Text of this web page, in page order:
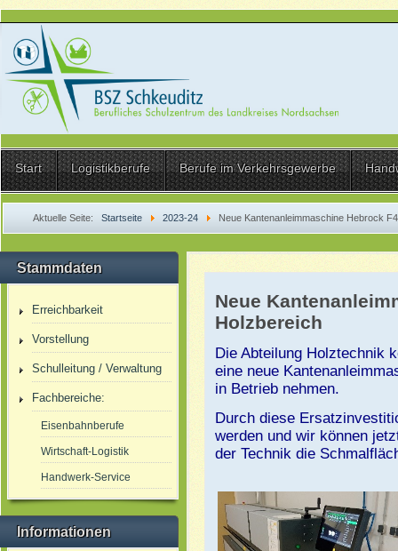
Start Logistikberufe Berufe im Verkehrsgewerbe
Aktuelle Seite: Startseite 2023-24 Neue Kantenanleimmaschine Hebrock
Stammdaten
Erreichbarkeit
Vorstellung
Schulleitung / Verwaltung
Fachbereiche:
Eisenbahnberufe
Wirtschaft-Logistik
Handwerk-Service
Informationen
Neue
Holzbereich
Die Abteilung Holztechnik
eine neue
in Betrieb nehmen.
Durch diese
werden und wir können
der Technik die